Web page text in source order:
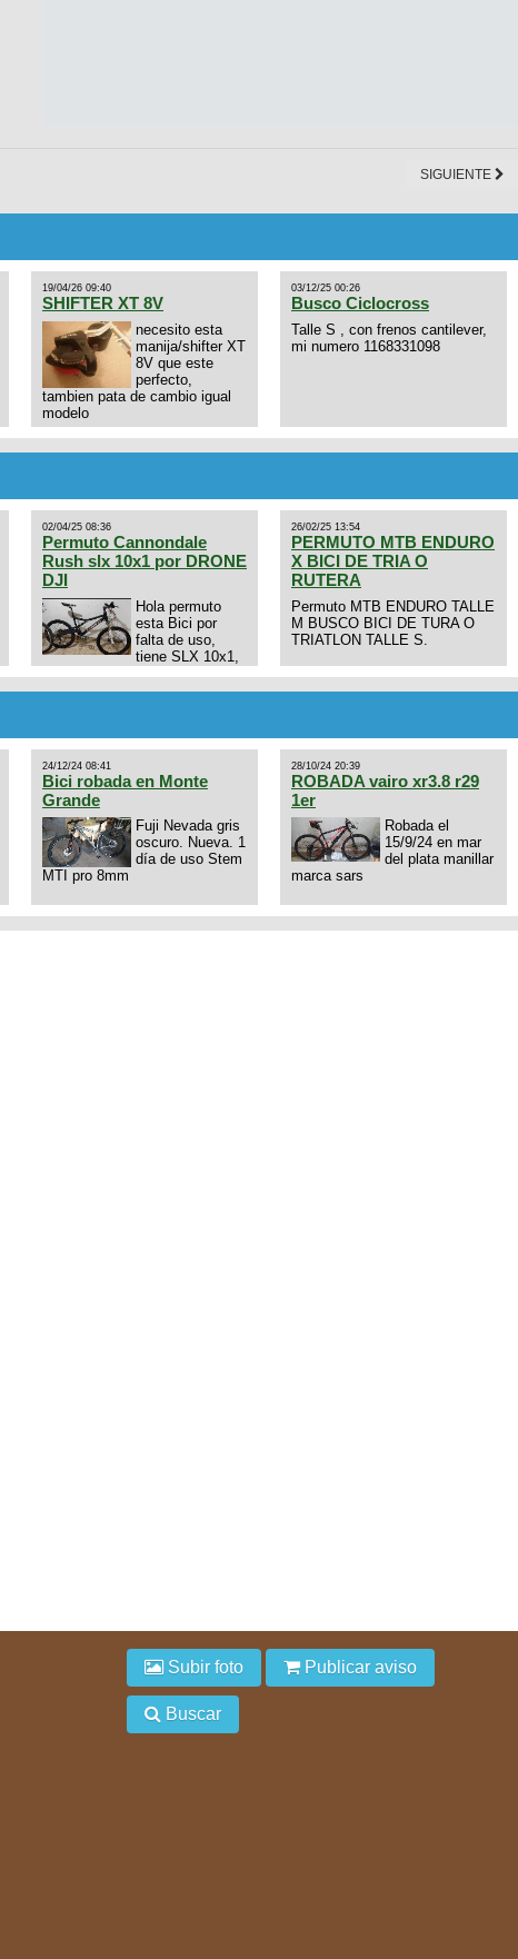
SIGUIENTE
19/04/26 09:40
SHIFTER XT 8V
necesito esta
manija/shifter XT
8V que este
perfecto,
tambien pata de cambio igual
modelo
03/12/25 00:26
Busco Ciclocross
Talle S , con frenos cantilever,
mi numero 1168331098
02/04/25 08:36
Permuto Cannondale
Rush slx 10x1 por DRONE
DJI
Hola permuto
esta Bici por
falta de uso,
tiene SLX 10x1,
Axon tope de gama con
drone de la marca Dji, les dejo
3434568861 saludos
26/02/25 13:54
PERMUTO MTB ENDURO
X BICI DE TRIA O
RUTERA
Permuto MTB ENDURO TALLE
M BUSCO BICI DE TURA O
TRIATLON TALLE S.
24/12/24 08:41
Bici robada en Monte
Grande
Fuji Nevada gris
oscuro. Nueva. 1
día de uso Stem
MTI pro 8mm
28/10/24 20:39
ROBADA vairo xr3.8 r29
1er
Robada el
15/9/24 en mar
del plata manillar
marca sars
Subir foto Publicar aviso
Buscar